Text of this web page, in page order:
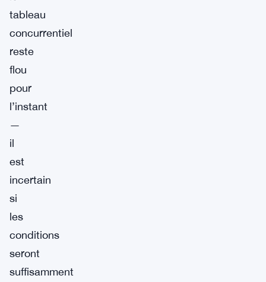
tableau
concurrentiel
reste
flou
pour
l’instant
—
il
est
incertain
si
les
conditions
seront
suffisamment